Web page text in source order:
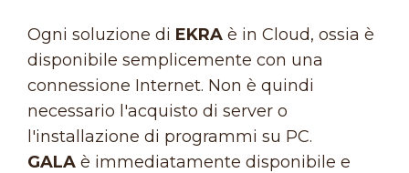
Ogni soluzione di EKRA è in Cloud, ossia è
disponibile semplicemente con una
connessione Internet. Non è quindi
necessario l'acquisto di server o
l'installazione di programmi su PC.
GALA è immediatamente disponibile e